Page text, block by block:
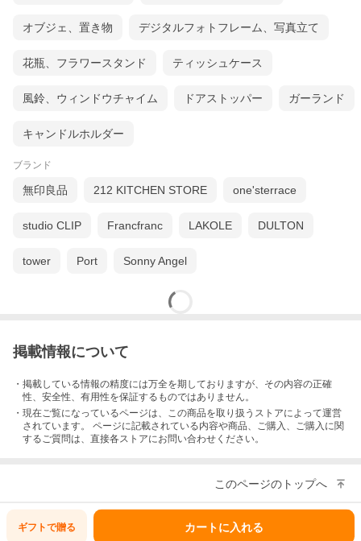
オブジェ、置き物 デジタルフォトフレーム、写真立て
花瓶、フラワースタンド ティッシュケース
風鈴、ウィンドウチャイム ドアストッパー ガーランド
キャンドルホルダー
ブランド
無印良品 212 KITCHEN STORE one'sterrace
studio CLIP Francfranc LAKOLE DULTON
tower Port Sonny Angel
掲載情報について
・掲載している情報の精度には万全を期しておりますが、その内容の正確
性、安全性、有用性を保証するものではありません。
・現在ご覧になっているページは、この商品を取り扱うストアによって運営
されています。 ページに記載されている内容や商品、ご購入 、ご購入に関
するご質問は、直接各ストアにお問い合わせください。
このページのトップへ
ギフトで贈る カートに入れる